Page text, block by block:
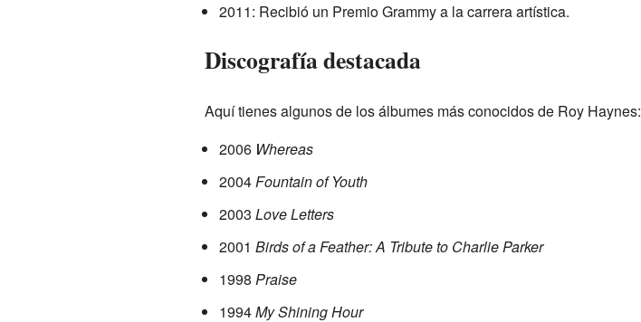
2011: Recibió un Premio Grammy a la carrera artística.
Discografía destacada
Aquí tienes algunos de los álbumes más conocidos de Roy Haynes:
2006 Whereas
2004Fountain of Youth
2003 Love Letters
2001 Birds of a Feather: A Tribute to Charlie Parker
1998 Praise
1994My Shining Hour